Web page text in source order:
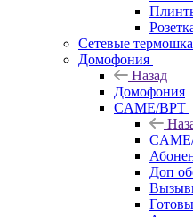
Сетевые
Домофония
Назад
Домофония
CAME/BPT
Доп